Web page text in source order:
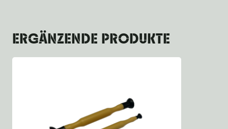
ERGÄNZENDE PRODUKTE